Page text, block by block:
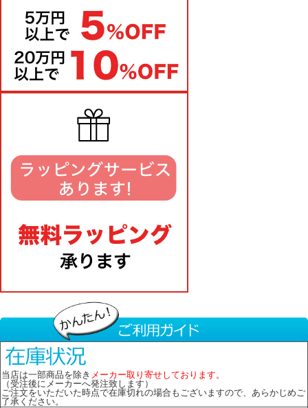
当店は一部商品を除き メーカー取り寄せしております。
（受注後にメーカーへ発注致します）
ご注文をいただいた時点で在庫切れの場合もございますので、あらかじめご
了承ください。